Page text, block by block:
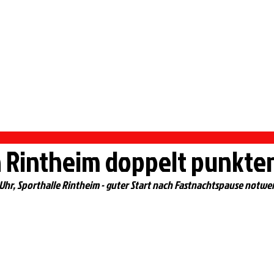
Rintheim doppelt
Sporthalle Rintheim - guter Start nach Fastnachtspause